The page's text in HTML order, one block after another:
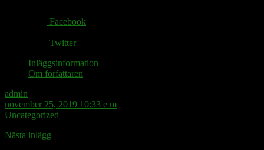
Facebook
Twitter
Inläggsinformation
Om författaren
admin
november 25, 2019 10:33 e m
Uncategorized
Nästa inlägg